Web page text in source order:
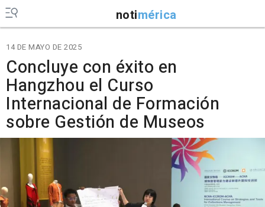
notimérica
14 DE MAYO DE 2025
Concluye con éxito en
Hangzhou el Curso
Internacional de Formación
sobre Gestión de Museos